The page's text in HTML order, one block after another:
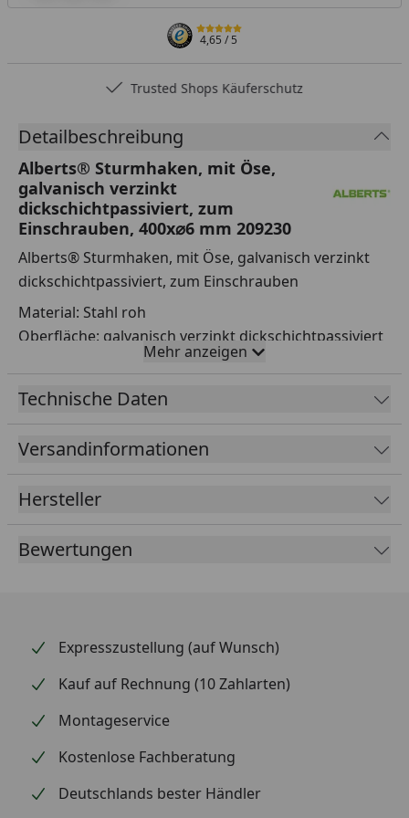
4,65/ 5
Trusted Shops Käuferschutz
Detailbeschreibung
Alberts® Sturmhaken, mit Öse,
galvanisch verzinkt
dickschichtpassiviert, zum
Einschrauben, 400x⌀6 mm 209230
Alberts® Sturmhaken, mit Öse, galvanisch verzinkt
dickschichtpassiviert, zum Einschrauben
Material: Stahl roh
Oberfläche: galvanisch verzinkt dickschichtpassiviert
zum Einschrauben
Haken-⌀: 6 mm
Mehr anzeigen
Technische Daten
Versandinformationen
Hersteller
Bewertungen
Expresszustellung (auf Wunsch)
Kauf auf Rechnung (10 Zahlarten)
Montageservice
Kostenlose Fachberatung
Deutschlands bester Händler